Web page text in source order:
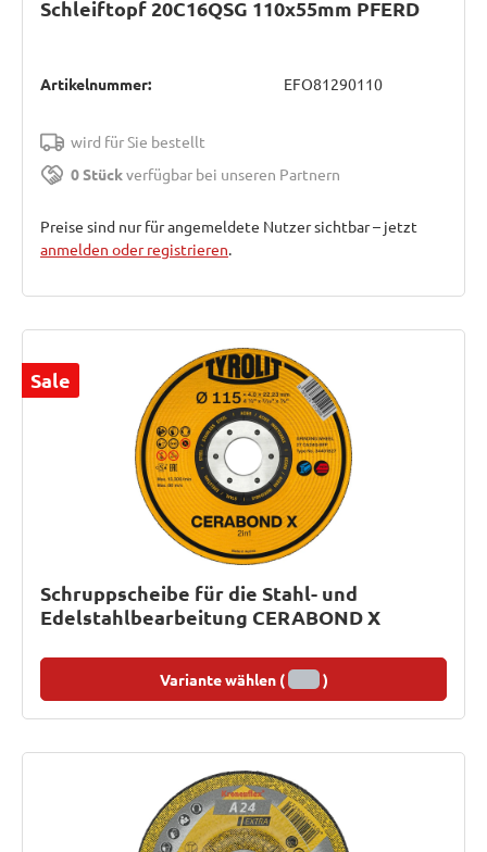
Schleiftopf 20C16QSG 110x55mm PFERD
Artikelnummer: EFO81290110
wird für Sie bestellt
0 Stückverfügbar bei unseren Partnern
Preise sind nur für angemeldete Nutzer sichtbar – jetzt
anmelden oder registrieren.
Sale
Schruppscheibe für die Stahl- und
Edelstahlbearbeitung CERABOND X
Variante wählen ( )